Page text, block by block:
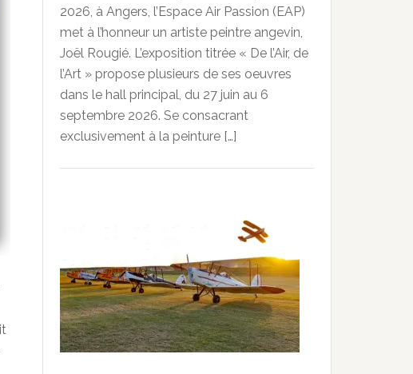
2026, à Angers, l’Espace Air Passion (EAP)
met à l’honneur un artiste peintre angevin,
Joël Rougié. L’exposition titrée « De l’Air, de
l’Art » propose plusieurs de ses oeuvres
dans le hall principal, du 27 juin au 6
septembre 2026. Se consacrant
exclusivement à la peinture […]